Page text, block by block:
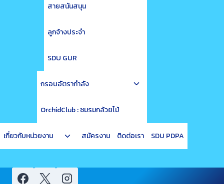
สายสนันสนุน
ลูกจ้างประจำ
SDU GUR
กรอบอัตรากำลัง
Toggle
OrchidClub : ชมรมกล้วยไม้
เกี่ยวกับหน่วยงาน
Toggle
child
สมัครงาน ติดต่อเรา SDU PDPA